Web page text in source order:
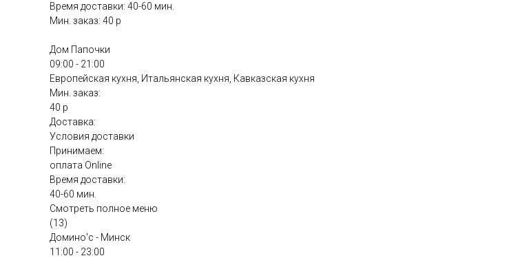
Время доставки: 40-60 мин.
Мин. заказ: 40 р
Дом Папочки
09:00 - 21:00
Европейская кухня, Итальянская кухня, Кавказская кухня
Мин. заказ:
40 р
Доставка:
Условия доставки
Принимаем:
оплата Online
Время доставки:
40-60 мин.
Смотреть полное меню
(13)
Домино'с - Минск
11:00 - 23:00